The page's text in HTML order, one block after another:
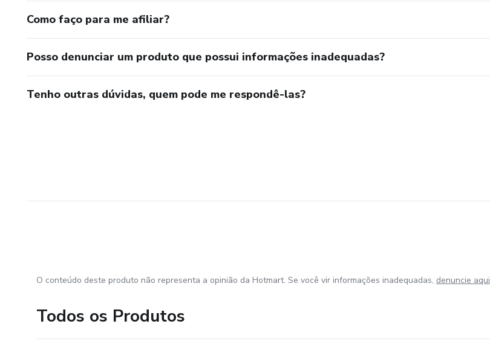
Como faço para me afiliar?
Posso denunciar um produto que possui informações inadequadas?
Tenho outras dúvidas, quem pode me respondê-las?
O conteúdo deste produto não representa a opinião da Hotmart. Se você vir informações inadequadas, denuncie aqui
Todos os Produtos